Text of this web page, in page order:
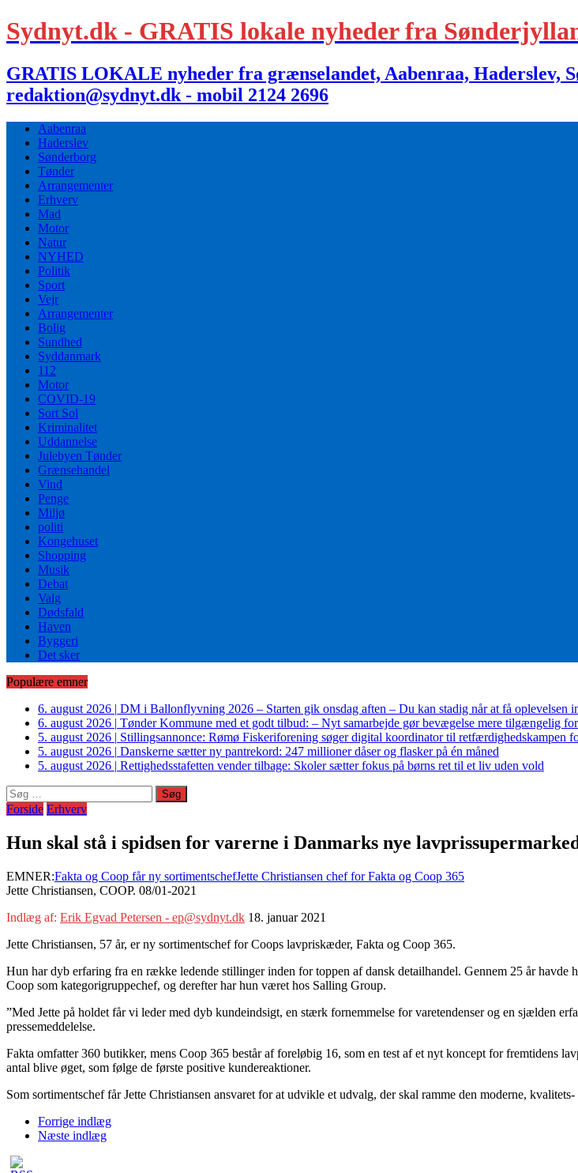
Sydnyt.dk - GRATIS lokale nyheder fra
GRATIS LOKALE nyheder fra grænselandet, Aabenraa, Haderslev,
redaktion@sydnyt.dk - mobil 2124 2696
Aabenraa
Haderslev
Sønderborg
Tønder
Arrangementer
Erhverv
Mad
Motor
Natur
NYHED
Politik
Sport
Vejr
Arrangementer
Bolig
Sundhed
Syddanmark
112
Motor
COVID-19
Sort Sol
Kriminalitet
Uddannelse
Julebyen Tønder
Grænsehandel
Vind
Penge
Miljø
politi
Kongehuset
Shopping
Musik
Debat
Valg
Dødsfald
Haven
Byggeri
Det sker
Populære emner
6. august 2026 | DM i Ballonflyvning 2026 – Starten gik onsdag aften – Du kan stadig når at få oplevelsen
6. august 2026 | Tønder Kommune med et godt tilbud: – Nyt samarbejde gør bevægelse mere tilgængelig
5. august 2026 | Stillingsannonce: Rømø Fiskeriforening søger digital koordinator til retfærdighedskampen
5. august 2026 | Danskerne sætter ny pantrekord: 247 millioner dåser og flasker på én måned
5. august 2026 | Rettighedsstafetten vender tilbage: Skoler sætter fokus på børns ret til et liv uden vold
Søg
efter:
Forside Erhverv
Hun skal stå i spidsen for varerne i Danmarks nye
EMNER:Fakta og Coop får ny sortimentschefJette Christiansen chef for Fakta og Coop 365
Jette Christiansen, COOP. 08/01-2021
Indlæg af: Erik Egvad Petersen - ep@sydnyt.dk 18. januar 2021
Jette Christiansen, 57 år, er ny sortimentschef for Coops lavpriskæder, Fakta og Coop 365.
Hun har dyb erfaring fra en række ledende stillinger inden for toppen af dansk detailhandel. Gennem 25 år
Coop som kategorigruppechef, og derefter har hun været hos Salling Group.
”Med Jette på holdet får vi leder med dyb kundeindsigt, en stærk fornemmelse for varetendenser og en sjælden
pressemeddelelse.
Fakta omfatter 360 butikker, mens Coop 365 består af foreløbig 16, som en test af et nyt koncept for fremtidens
antal blive øget, som følge de første positive kundereaktioner.
Som sortimentschef får Jette Christiansen ansvaret for at udvikle et udvalg, der skal ramme den moderne,
Forrige indlæg
Næste indlæg